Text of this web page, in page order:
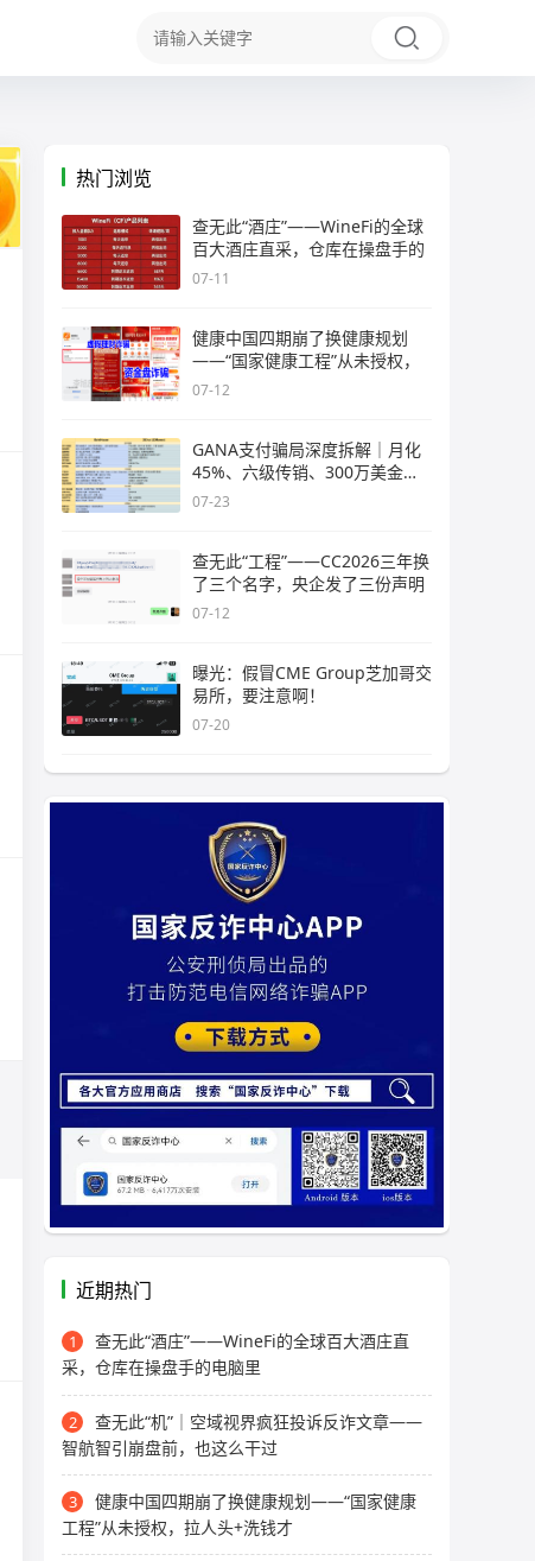
热门浏览
查无此“酒庄”——WineFi的全球
百大酒庄直采，仓库在操盘手的
07-11
健康中国四期崩了换健康规划
——“国家健康工程”从未授权，
07-12
GANA支付骗局深度拆解｜月化
45%、六级传销、300万美金窟
窿，拉菲
07-23
查无此“工程”——CC2026三年换
了三个名字，央企发了三份声明
07-12
曝光：假冒CME Group芝加哥交
易所，要注意啊！
07-20
近期热门
1
查无此“酒庄”——WineFi的全球百大酒庄直
采，仓库在操盘手的电脑里
2
查无此“机”｜空域视界疯狂投诉反诈文章——
智航智引崩盘前，也这么干过
3
健康中国四期崩了换健康规划——“国家健康
工程”从未授权，拉人头+洗钱才